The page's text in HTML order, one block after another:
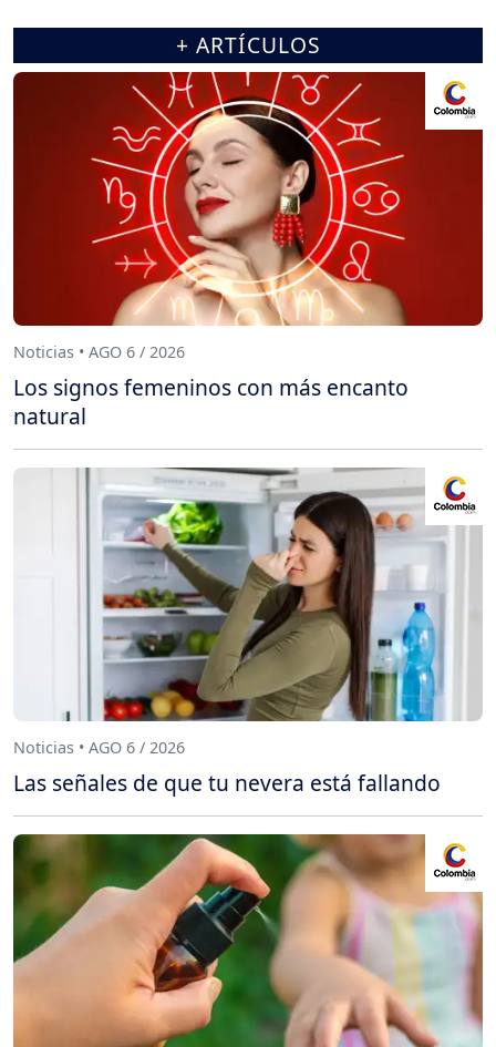
+ ARTÍCULOS
Noticias • AGO 6 / 2026
Los signos femeninos con más encanto
natural
Noticias • AGO 6 / 2026
Las señales de que tu nevera está fallando